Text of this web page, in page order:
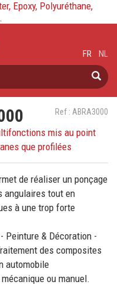
FR NL
Ref : ABRA3000
mis au point
que profilées
de réaliser un ponçage
angulaires tout en
à une trop forte
Peinture & Décoration -
des composites
automobile
ou manuel.